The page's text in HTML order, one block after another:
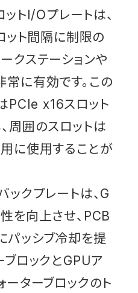
ットI/Oプレートは、
ット間隔に制限の
クステーションや
に有効です。この
PCIe x16スロット
周囲のスロットは
に使用することが
ックプレートは、G
を向上させ、PCB
パッシブ冷却を提
ブロックとGPUア
ーターブロックのト